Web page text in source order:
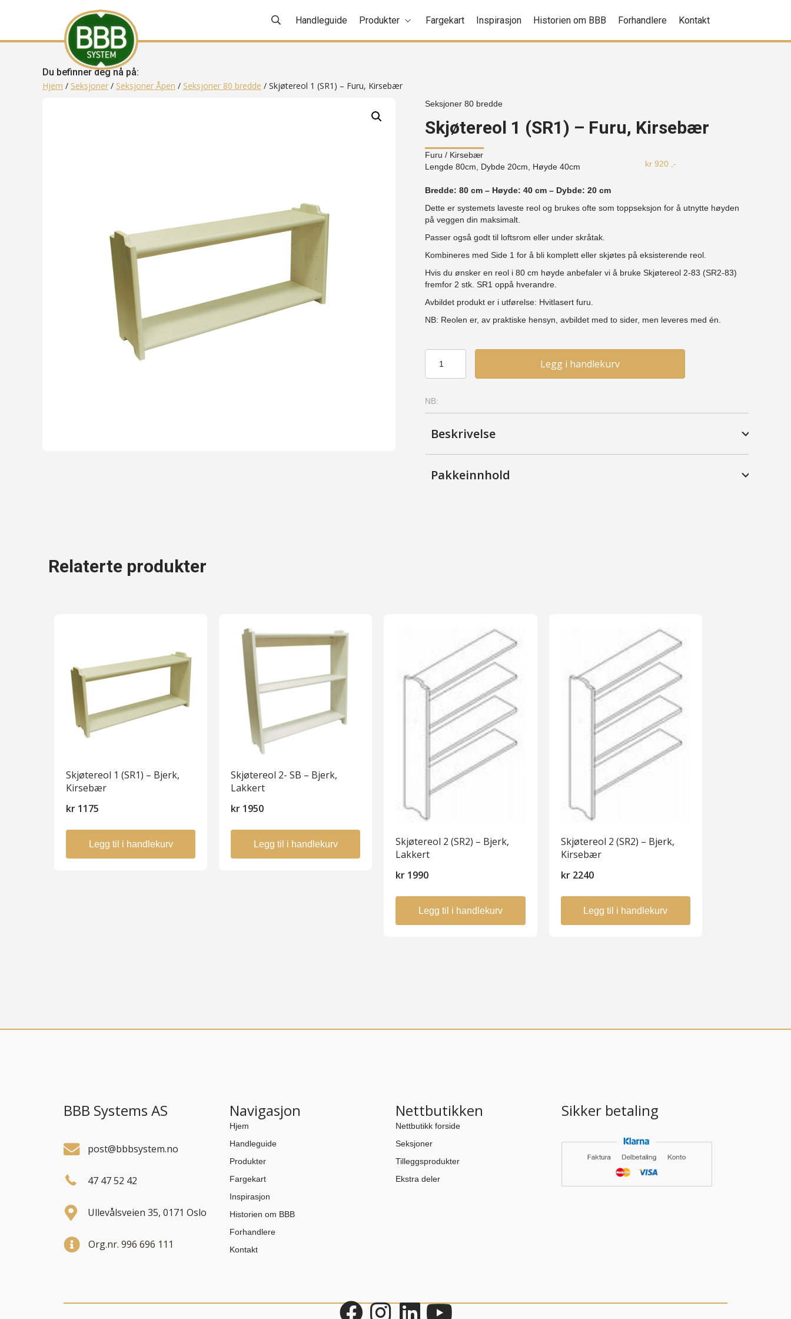
Handleguide Produkter Fargekart Inspirasjon Historien om BBB Forhandlere Kontakt
Du befinner deg nå på:
Hjem / Seksjoner / Seksjoner Åpen / Seksjoner 80 bredde / Skjøtereol 1 (SR1) – Furu, Kirsebær
Seksjoner 80 bredde
Skjøtereol 1 (SR1) – Furu, Kirsebær
Furu / Kirsebær
Lengde 80cm, Dybde 20cm, Høyde 40cm kr920 ,-
Bredde: 80 cm – Høyde: 40 cm – Dybde: 20 cm
Dette er systemets laveste reol og brukes ofte som toppseksjon for å utnytte høyden
på veggen din maksimalt.
Passer også godt til loftsrom eller under skråtak.
Kombineres med Side 1 for å bli komplett eller skjøtes på eksisterende reol.
Hvis du ønsker en reol i 80 cm høyde anbefaler vi å bruke Skjøtereol 2-83 (SR2-83)
fremfor 2 stk. SR1 oppå hverandre.
Avbildet produkt er i utførelse: Hvitlasert furu.
NB: Reolen er, av praktiske hensyn, avbildet med to sider, men leveres med én.
(SR1)
Furu,
Kirsebær
Legg i handlekurv
NB:
Beskrivelse
Pakkeinnhold
Relaterte produkter
Skjøtereol 1 (SR1) – Bjerk,
Kirsebær
kr 1175
Legg til i handlekurv
Skjøtereol 2- SB – Bjerk,
Lakkert
kr 1950
Legg til i handlekurv
Skjøtereol 2 (SR2) – Bjerk,
Lakkert
kr 1990
Legg til i handlekurv
Skjøtereol 2 (SR2) – Bjerk,
Kirsebær
kr2240
Legg til i handlekurv
BBB Systems AS
post@bbbsystem.no
47 47 52 42
Ullevålsveien 35, 0171 Oslo
Org.nr. 996 696 111
Navigasjon
Hjem
Handleguide
Produkter
Fargekart
Inspirasjon
Historien om BBB
Forhandlere
Kontakt
Nettbutikken
Nettbutikk forside
Seksjoner
Tilleggsprodukter
Ekstra deler
Sikker betaling